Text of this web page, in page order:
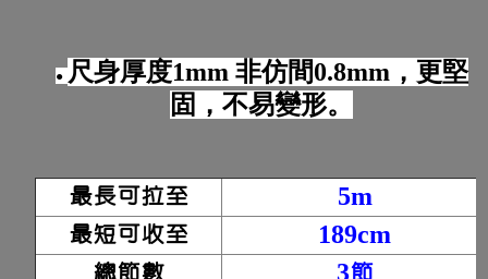
● 尺身厚度1mm 非仿間0.8mm，更堅
固，不易變形。
最長可拉至
5m
最短可收至
189cm
總節數
3節